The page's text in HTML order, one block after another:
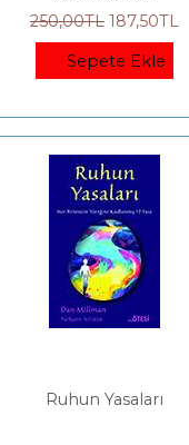
250,00TL 187,50TL
Sepete Ekle
Ruhun Yasaları